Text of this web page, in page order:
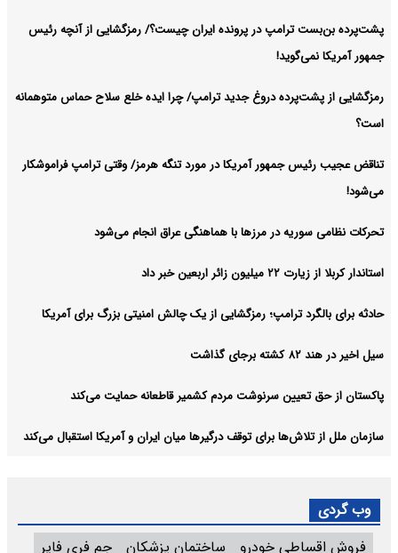
پشت‌پرده بن‌بست ترامپ در پرونده ایران چیست؟/ رمزگشایی از آنچه رئیس
جمهور آمریکا نمی‌گوید!
رمزگشایی از پشت‌پرده دروغ جدید ترامپ/ چرا ایده خلع سلاح حماس متوهمانه
است؟
تناقض عجیب رئیس جمهور آمریکا در مورد تنگه هرمز/ وقتی ترامپ فراموشکار
می‌شود!
تحرکات نظامی سوریه در مرزها با هماهنگی عراق انجام می‌شود
استاندار کربلا از زیارت ۲۲ میلیون زائر اربعین خبر داد
حادثه برای بالگرد ترامپ؛ رمزگشایی از یک چالش امنیتی بزرگ برای آمریکا
سیل اخیر در هند ۸۲ کشته برجای گذاشت
پاکستان از حق تعیین سرنوشت مردم کشمیر قاطعانه حمایت می‌کند
سازمان ملل از تلاش‌ها برای توقف درگیرها میان ایران و آمریکا استقبال می‌کند
وب گردی
فروش اقساطی خودرو
ساختمان پزشکان جم فری فایر